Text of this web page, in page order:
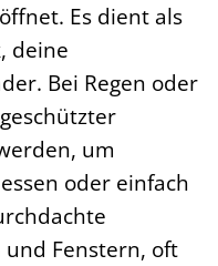
Es dient als
deine
Bei Regen oder
um
oder einfach
und Fenstern, oft